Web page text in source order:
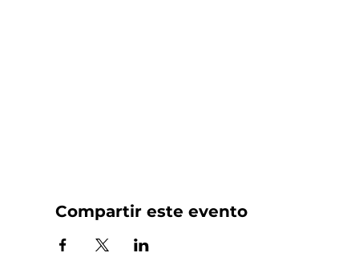
Compartir este evento